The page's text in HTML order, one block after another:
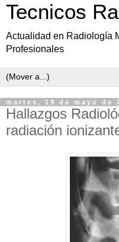
Tecnicos
Actualidad en Radiología
Profesionales
martes, 19 de mayo de
Hallazgos
radiación